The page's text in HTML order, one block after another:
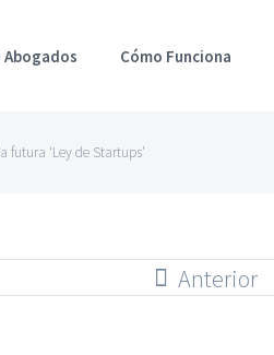
Abogados Cómo Funciona
futura ‘Ley de Startups’
Anterior